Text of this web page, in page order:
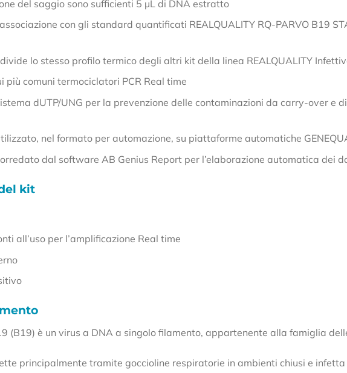
del saggio sono sufficienti 5 µL di DNA estratto
con gli standard quantificati REALQUALITY RQ-PARVO B19
lo stesso profilo termico degli altri kit della linea REALQUALITY
più comuni termociclatori PCR Real time
dUTP/UNG per la prevenzione delle contaminazioni da carry-over e
nel formato per automazione, su piattaforme automatiche
dal software AB Genius Report per l’elaborazione automatica dei
kit
all’uso per l’amplificazione Real time
(B19) è un virus a DNA a singolo filamento, appartenente alla famiglia
principalmente tramite goccioline respiratorie in ambienti chiusi e